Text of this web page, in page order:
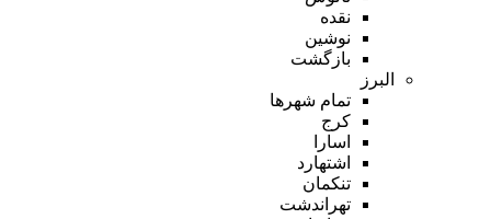
نقده
نوشین
بازگشت
البرز
تمام شهر‌ها
کرج
اسارا
اشتهارد
تنکمان
تهراندشت